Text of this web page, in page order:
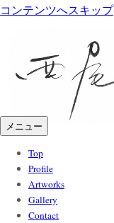
コンテンツへスキップ
メニュー
Top
Profile
Artworks
Gallery
Contact